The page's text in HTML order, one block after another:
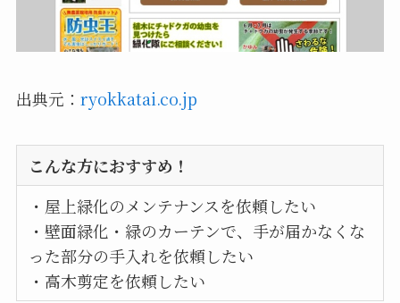
出典元： ryokkatai.co.jp
こんな方におすすめ！
・屋上緑化のメンテナンスを依頼したい
・壁面緑化・緑のカーテンで、手が届かなくな
った部分の手入れを依頼したい
・高木剪定を依頼したい